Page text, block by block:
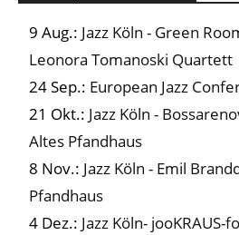
9 Aug.: Jazz Köln - Green
Leonora Tomanoski Quartett
24 Sep.: European Jazz
21 Okt.: Jazz Köln -
Altes Pfandhaus
8 Nov.: Jazz Köln - Emil
Pfandhaus
4 Dez.: Jazz Köln- jooKRAUS-